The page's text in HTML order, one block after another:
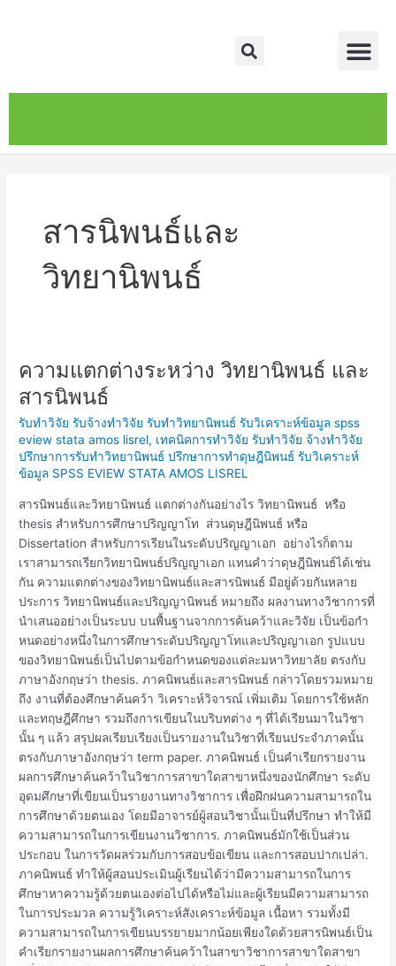
Search
สารนิพนธ์และ
วิทยานิพนธ์
ความแตกต่างระหว่าง วิทยานิพนธ์ และ
สารนิพนธ์
รับทำวิจัย รับจ้างทำวิจัย รับทำวิทยานิพนธ์ รับวิเคราะห์ข้อมูล spss
eview stata amos lisrel, เทคนิคการทำวิจัย รับทำวิจัย จ้างทำวิจัย
ปรึกษาการรับทำวิทยานิพนธ์ ปรึกษาการทำดุษฎีนิพนธ์ รับวิเคราะห์
ข้อมูล SPSS EVIEW STATA AMOS LISREL
สารนิพนธ์และวิทยานิพนธ์ แตกต่างกันอย่างไร วิทยานิพนธ์ หรือ
thesis สำหรับการศึกษาปริญญาโท ส่วนดุษฎีนิพนธ์ หรือ
Dissertation สำหรับการเรียนในระดับปริญญาเอก อย่างไรก็ตาม
เราสามารถเรียกวิทยานิพนธ์ปริญญาเอก แทนคำว่าดุษฎีนิพนธ์ได้เช่น
กัน ความแตกต่างของวิทยานิพนธ์และสารนิพนธ์ มีอยู่ด้วยกันหลาย
ประการ วิทยานิพนธ์และปริญญานิพนธ์ หมายถึง ผลงานทางวิชาการที่
นําเสนออย่างเป็นระบบ บนพื้นฐานจากการค้นคว้าและวิจัย เป็นข้อกํา
หนดอย่างหนึ่งในการศึกษาระดับปริญญาโทและปริญญาเอก รูปแบบ
ของวิทยานิพนธ์เป็นไปตามข้อกําหนดของแต่ละมหาวิทยาลัย ตรงกับ
ภาษาอังกฤษว่า thesis. ภาคนิพนธ์และสารนิพนธ์ กล่าวโดยรวมหมาย
ถึง งานที่ต้องศึกษาค้นคว้า วิเคราะห์วิจารณ์ เพิ่มเติม โดยการใช้หลัก
และทฤษฎีศึกษา รวมถึงการเขียนในบริบทต่าง ๆ ที่ได้เรียนมาในวิชา
นั้น ๆ แล้ว สรุปผลเรียบเรียงเป็นรายงานในวิชาที่เรียนประจําภาคนั้น
ตรงกับภาษาอังกฤษว่า term paper. ภาคนิพนธ์ เป็นคําเรียกรายงาน
ผลการศึกษาค้นคว้าในวิชาการสาขาใดสาขาหนึ่งของนักศึกษา ระดับ
อุดมศึกษาที่เขียนเป็นรายงานทางวิชาการ เพื่อฝึกฝนความสามารถใน
การศึกษาด้วยตนเอง โดยมีอาจารย์ผู้สอนวิชานั้นเป็นที่ปรึกษา ทําให้มี
ความสามารถในการเขียนงานวิชาการ. ภาคนิพนธ์มักใช้เป็นส่วน
ประกอบ ในการวัดผลร่วมกับการสอบข้อเขียน และการสอบปากเปล่า.
ภาคนิพนธ์ ทําให้ผู้สอนประเมินผู้เรียนได้ว่ามีความสามารถในการ
ศึกษาหาความรู้ด้วยตนเองต่อไปได้หรือไม่และผู้เรียนมีความสามารถ
ในการประมวล ความรู้วิเคราะห์สังเคราะห์ข้อมูล เนื้อหา รวมทั้งมี
ความสามารถในการเขียนบรรยายมากน้อยเพียงใดด้วยสารนิพนธ์เป็น
คําเรียกรายงานผลการศึกษาค้นคว้าในสาขาวิชาการสาขาใดสาขา
ความ
ต่าง
ระหว่าง
วิทยานิพนธ์
และ
สาร
นิพนธ์